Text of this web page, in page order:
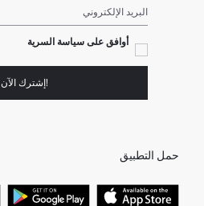
البريد الإلكتروني
أوافق على سياسة السرية
!إشترك الآن
حمل التطبيق